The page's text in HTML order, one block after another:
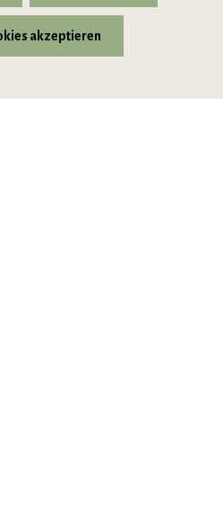
zzgl.Versandkosten
akzeptieren